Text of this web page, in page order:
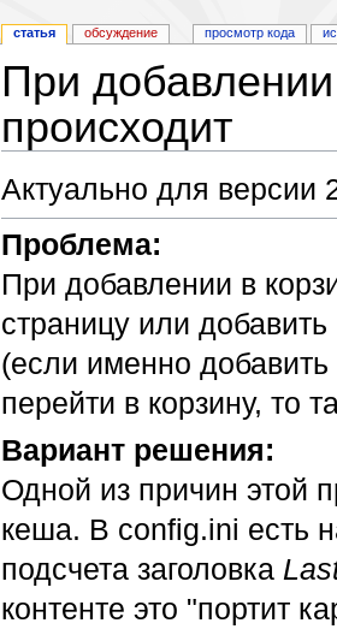
При
происходит
Актуально для версии
Проблема:
При добавлении в
страницу или
(если именно
перейти в корзину, то
Вариант решения:
Одной из причин этой
кеша. В config.ini есть
подсчета заголовка
контенте это "портит
статья обсуждение просмотр кода